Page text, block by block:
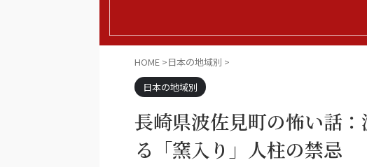
HOME >日本の地域別 >
日本の地域別
長崎県波佐見町の怖い話
る「窯入り」人柱の禁忌